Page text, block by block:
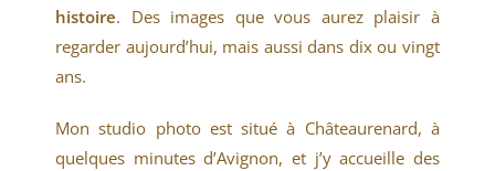
histoire. Des images que vous aurez plaisir à
regarder aujourd’hui, mais aussi dans dix ou vingt
ans.
Mon studio photo est situé à Châteaurenard, à
quelques minutes d’Avignon, et j’y accueille des